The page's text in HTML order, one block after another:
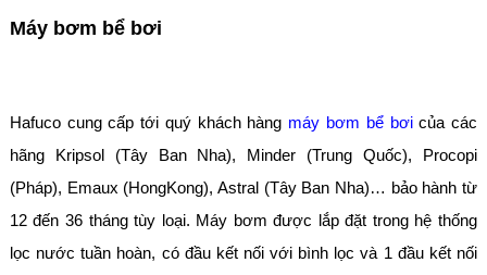
Máy bơm bể bơi
Hafuco cung cấp tới quý khách hàng máy bơm bể bơicủa các
hãng Kripsol (Tây Ban Nha), Minder (Trung Quốc), Procopi
(Pháp), Emaux (HongKong), Astral (Tây Ban Nha)… bảo hành từ
12 đến 36 tháng tùy loại. Máy bơm được lắp đặt trong hệ thống
lọc nước tuần hoàn, có đầu kết nối với bình lọc và 1 đầu kết nối